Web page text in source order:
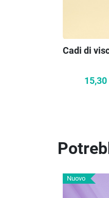
Cadi di
15,30
Nuovo